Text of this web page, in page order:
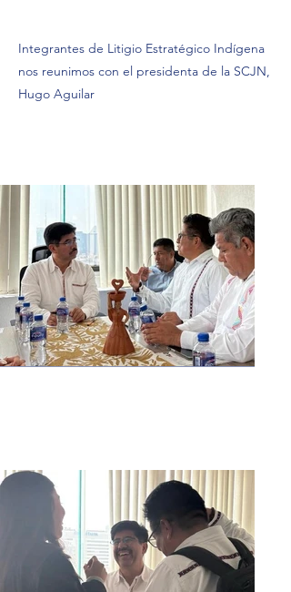
Integrantes de Litigio Estratégico Indígena
nos reunimos con el presidenta de la SCJN,
Hugo Aguilar